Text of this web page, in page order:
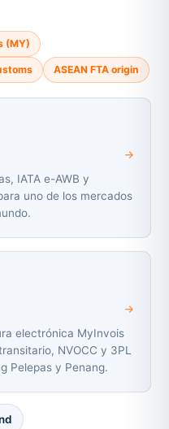
(MY)
ASEAN FTA origin
IATA e-AWB y
uno de los mercados
electrónica MyInvois
NVOCC y 3PL
Pelepas y Penang.